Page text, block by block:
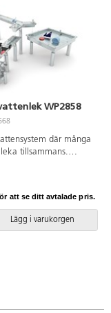
WP2858
där många
tillsammans.
samt en rolig
För att undvika
är de rostfria
Vattenpumpen
att se ditt avtalade pris.
Lägg i varukorgen